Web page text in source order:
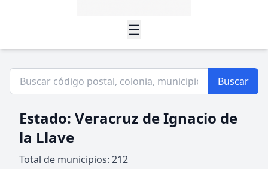
☰
Buscar
Estado: Veracruz de Ignacio de
la Llave
Total de municipios: 212